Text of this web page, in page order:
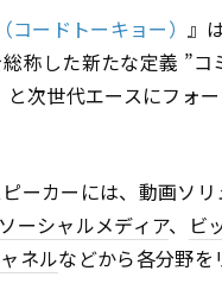
コードトーキョー） 』
称した新たな定義 ”
と次世代エースにフォ
ーカーには、動画ソリ
ソーシャルメディア、 ビ
ネルなどから各分野